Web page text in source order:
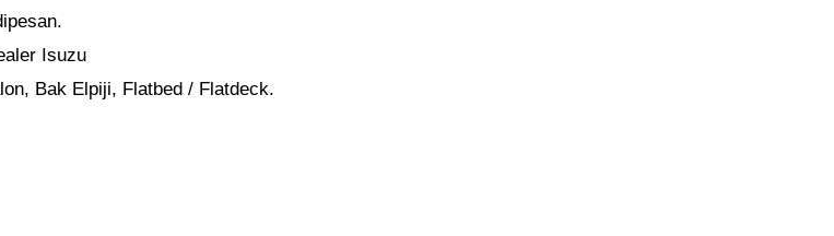
Isuzu
Bak Elpiji, Flatbed / Flatdeck.